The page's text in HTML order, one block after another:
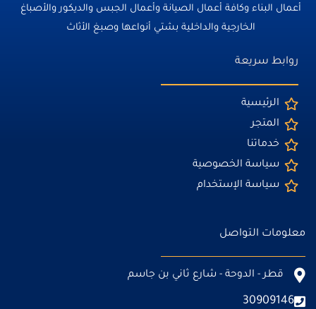
أعمال البناء وكافة أعمال الصيانة وأعمال الجبس والديكور والأصباغ
الخارجية والداخلية بشتي أنواعها وصبغ الأثاث
روابط سريعة
الرئيسية
المتجر
خدماتنا
سياسة الخصوصية
سياسة الإستخدام
معلومات التواصل
قطر - الدوحة - شارع ثاني بن جاسم
30909146